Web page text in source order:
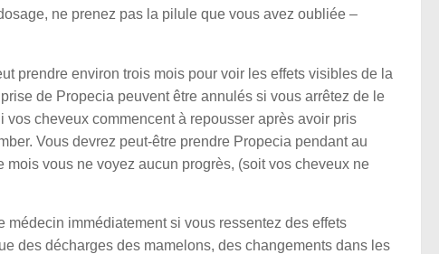
ne prenez pas la pilule que vous avez oubliée –
prendre environ trois mois pour voir les effets visibles de la
de Propecia peuvent être annulés si vous arrêtez de le
cheveux commencent à repousser après avoir pris
Vous devrez peut-être prendre Propecia pendant au
vous ne voyez aucun progrès, (soit vos cheveux ne
immédiatement si vous ressentez des effets
des décharges des mamelons, des changements dans les